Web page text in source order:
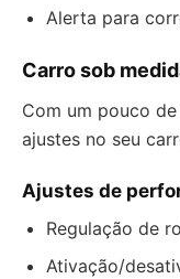
Alerta para
Carro sob
Com um pouco
ajustes no seu
Ajustes de
Regulação de
Ativação/